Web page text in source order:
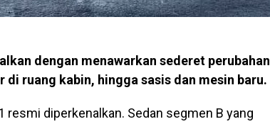
dengan menawarkan sederet perubahan
ruang kabin, hingga sasis dan mesin baru.
resmi diperkenalkan. Sedan segmen B yang